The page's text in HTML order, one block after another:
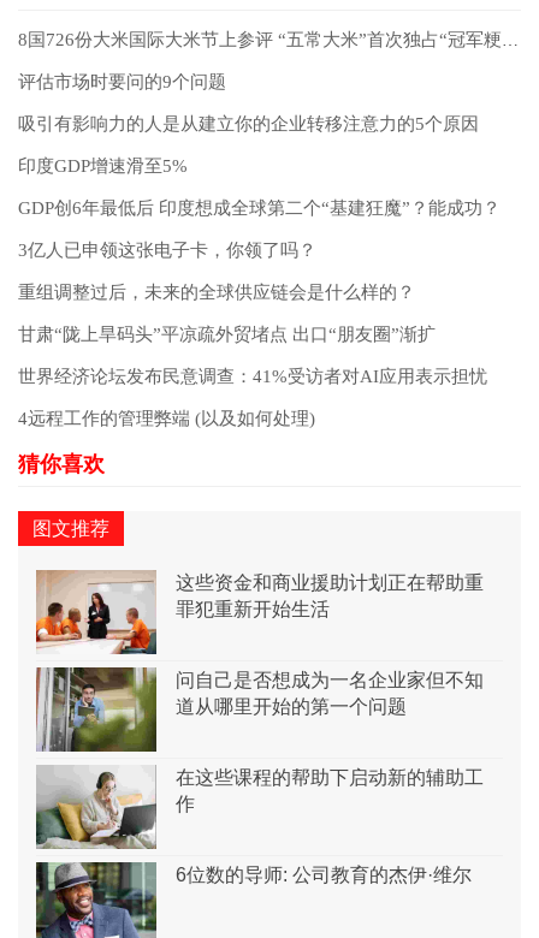
评估市场时要问的9个问题
吸引有影响力的人是从建立你的企业转移注意力的5个原因
印度GDP增速滑至5%
GDP创6年最低后 印度想成全球第二个“基建狂魔”？能成功？
3亿人已申领这张电子卡，你领了吗？
重组调整过后，未来的全球供应链会是什么样的？
甘肃“陇上旱码头”平凉疏外贸堵点 出口“朋友圈”渐扩
世界经济论坛发布民意调查：41%受访者对AI应用表示担忧
4远程工作的管理弊端 (以及如何处理)
图文推荐
这些资金和商业援助计划正在帮助重
罪犯重新开始生活
问自己是否想成为一名企业家但不知
道从哪里开始的第一个问题
在这些课程的帮助下启动新的辅助工
作
6位数的导师: 公司教育的杰伊·维尔